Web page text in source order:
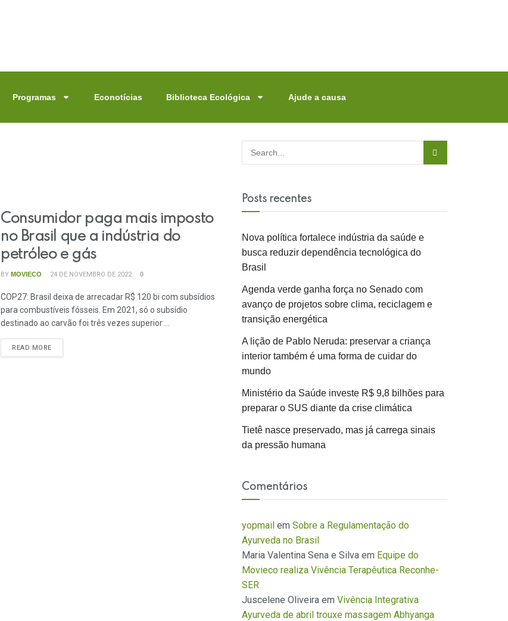
Programas Econotícias Biblioteca Ecológica Ajude a causa
Consumidor paga mais imposto
no Brasil que a indústria do
petróleo e gás
BY MOVIECO 24 DE NOVEMBRO DE 2022 0
COP27: Brasil deixa de arrecadar R$ 120 bi com subsídios
para combustíveis fósseis. Em 2021, só o subsídio
destinado ao carvão foi três vezes superior ...
READ MORE
Posts recentes
Nova política fortalece indústria da saúde e
busca reduzir dependência tecnológica do
Brasil
Agenda verde ganha força no Senado com
avanço de projetos sobre clima, reciclagem e
transição energética
A lição de Pablo Neruda: preservar a criança
interior também é uma forma de cuidar do
mundo
Ministério da Saúde investe R$ 9,8 bilhões para
preparar o SUS diante da crise climática
Tietê nasce preservado, mas já carrega sinais
da pressão humana
Comentários
yopmail em Sobre a Regulamentação do
Ayurveda no Brasil
Maria Valentina Sena e Silva em Equipe do
Movieco realiza Vivência Terapêutica Reconhe-
SER
Juscelene Oliveira em Vivência Integrativa
Ayurveda de abril trouxe massagem Abhyanga